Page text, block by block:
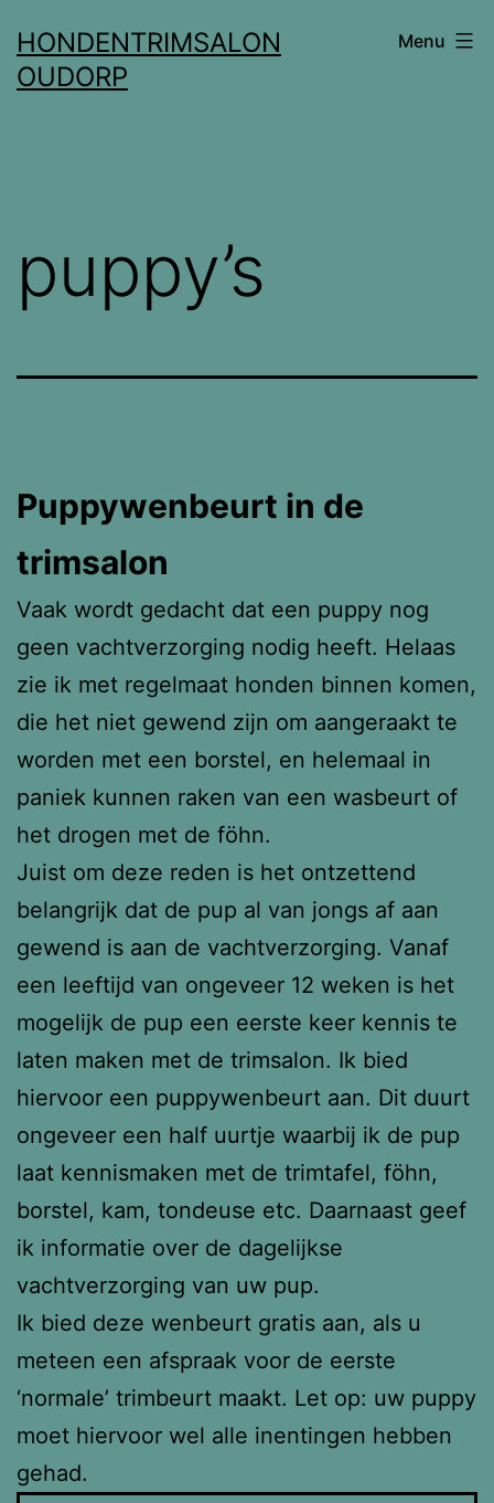
naar
de
HONDENTRIMSALON
OUDORP
Menu
puppy’s
Puppywenbeurt in de
trimsalon
Vaak wordt gedacht dat een puppy nog
geen vachtverzorging nodig heeft. Helaas
zie ik met regelmaat honden binnen komen,
die het niet gewend zijn om aangeraakt te
worden met een borstel, en helemaal in
paniek kunnen raken van een wasbeurt of
het drogen met de föhn.
Juist om deze reden is het ontzettend
belangrijk dat de pup al van jongs af aan
gewend is aan de vachtverzorging. Vanaf
een leeftijd van ongeveer 12 weken is het
mogelijk de pup een eerste keer kennis te
laten maken met de trimsalon. Ik bied
hiervoor een puppywenbeurt aan. Dit duurt
ongeveer een half uurtje waarbij ik de pup
laat kennismaken met de trimtafel, föhn,
borstel, kam, tondeuse etc. Daarnaast geef
ik informatie over de dagelijkse
vachtverzorging van uw pup.
Ik bied deze wenbeurt gratis aan, als u
meteen een afspraak voor de eerste
‘normale’ trimbeurt maakt. Let op: uw puppy
moet hiervoor wel alle inentingen hebben
gehad.